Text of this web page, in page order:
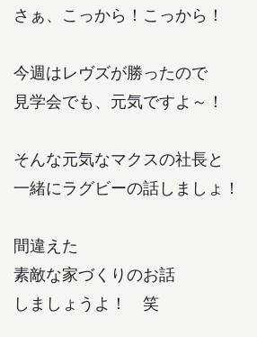
さぁ、こっから！こっから！
今週はレヴズが勝ったので
見学会でも、元気ですよ～！
そんな元気なマクスの社長と
一緒にラグビーの話しましょ！
間違えた
素敵な家づくりのお話
しましょうよ！ 笑